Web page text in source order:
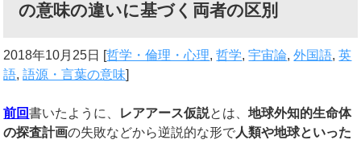
の意味の違いに基づく両者の区別
2018年10月25日 [哲学・倫理・心理,哲学,宇宙論,外国語,英
語,語源・言葉の意味]
前回書いたように、 レアアース仮説とは、地球外知的生命体
の探査計画の失敗などから逆説的な形で人類や地球といった